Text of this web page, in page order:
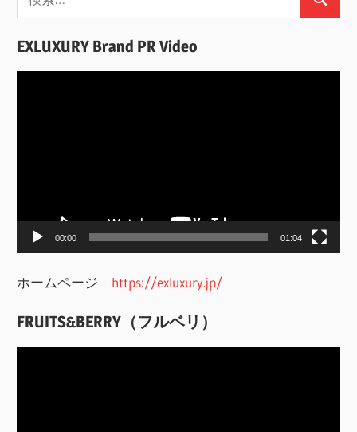
索:
検
EXLUXURY Brand PR Video
ー
00:00 01:04
ホームページ https://exluxury.jp/
FRUITS&BERRY（フルベリ）